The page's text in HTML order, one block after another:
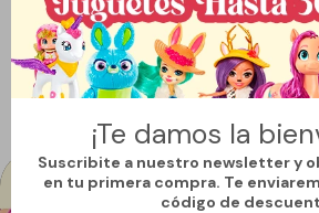
¡Te damos la
Suscribite a nuestro newsletter y
en tu primera compra. Te
código de
Filtrando por: Juegos de bloques
Quitar filtros
Te recomendamos quitar: Personajes:Peppa